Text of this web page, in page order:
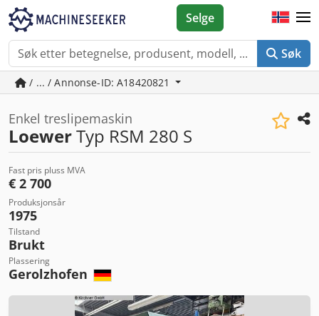
Søk
Selge
/ ... / Annonse-ID: A18420821
Enkel treslipemaskin
LoewerTyp RSM 280 S
Fast pris pluss MVA
€ 2 700
Produksjonsår
1975
Tilstand
Brukt
Plassering
Gerolzhofen